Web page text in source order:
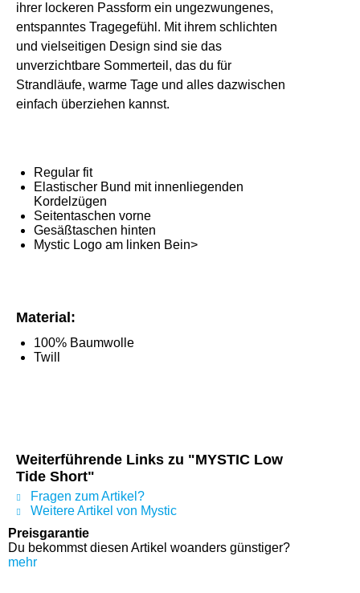
ihrer lockeren Passform ein ungezwungenes,
entspanntes Tragegefühl. Mit ihrem schlichten
und vielseitigen Design sind sie das
unverzichtbare Sommerteil, das du für
Strandläufe, warme Tage und alles dazwischen
einfach überziehen kannst.
Regular fit
Elastischer Bund mit innenliegenden
Kordelzügen
Seitentaschen vorne
Gesäßtaschen hinten
Mystic Logo am linken Bein>
Material:
100% Baumwolle
Twill
Weiterführende Links zu "MYSTIC Low
Tide Short"
Fragen zum Artikel?
Weitere Artikel von Mystic
Preisgarantie
Du bekommst diesen Artikel woanders günstiger?
mehr